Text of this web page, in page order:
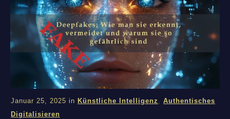
Januar 25, 2025 in Künstliche Intelligenz
Authentisches
Digitalisieren